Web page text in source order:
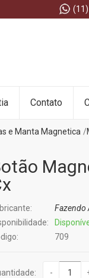
Contato
e Manta Magnetica
Fazendo
709
-